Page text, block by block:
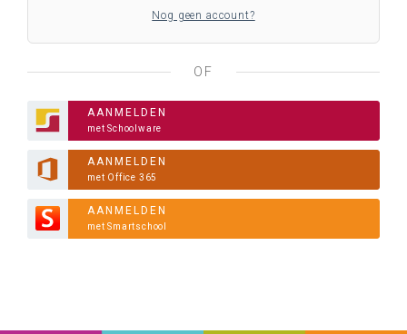
Nog geen account?
OF
AANMELDEN
met Schoolware
AANMELDEN
met Office 365
AANMELDEN
met Smartschool